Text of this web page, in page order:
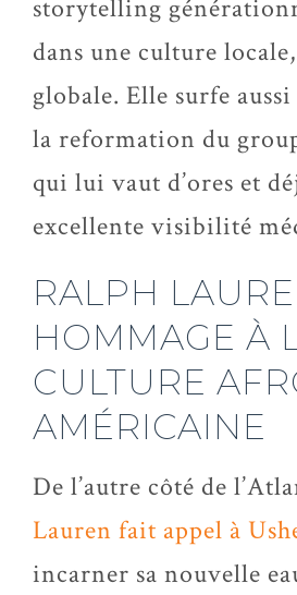
storytelling
dans une culture
globale. Elle surfe
la reformation du
qui lui vaut d’ores et
excellente visibilité
RALPH
HOMMAGE À
CULTURE
AMÉRICAINE
De l’autre côté de
Lauren fait appel à
incarner sa nouvelle